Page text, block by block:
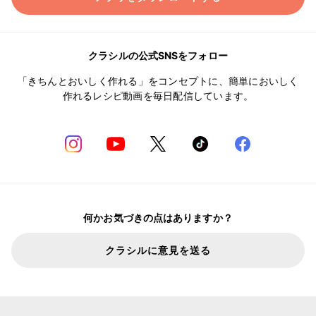
クラシルの公式SNSをフォロー
「きちんとおいしく作れる」をコンセプトに、簡単においしく
作れるレシピ動画を毎日配信しています。
何かお気づきの点はありますか？
クラシルに意見を送る